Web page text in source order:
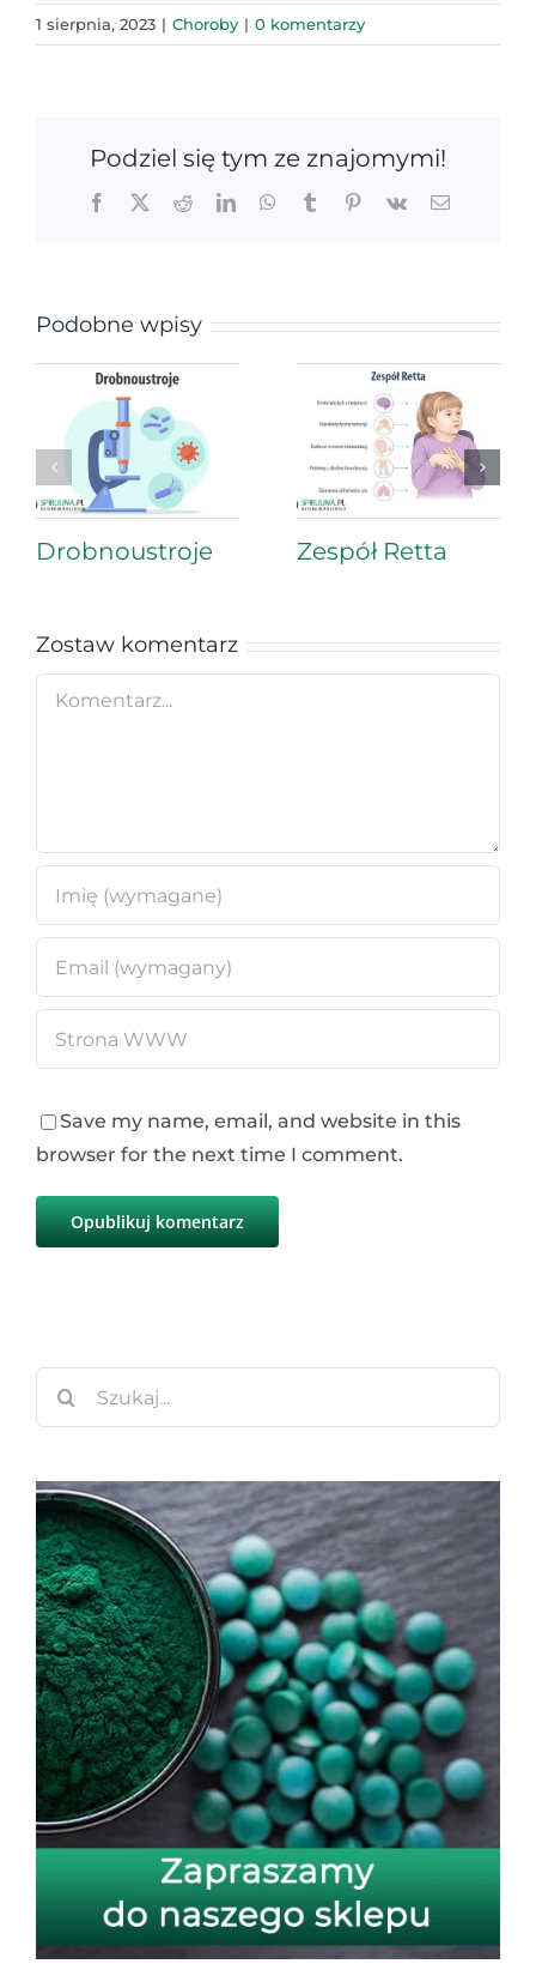
1 sierpnia, 2023 | Choroby | 0 komentarzy
Podziel się tym ze znajomymi!
Facebook
X RedditLinkedInWhatsApp
TumblrPinterest
Vk Email
Podobne wpisy
Drobnoustroje Zespół Retta
Zostaw komentarz
Comment
Save my name, email, and website in this
browser for the next time I comment.